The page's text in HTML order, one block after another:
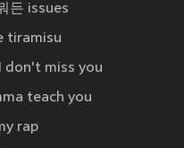
든 issues
tiramisu
don't miss you
teach you
rap